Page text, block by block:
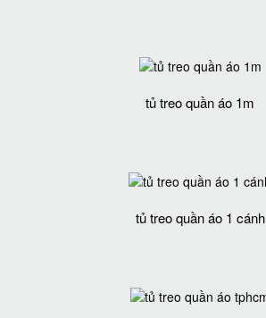
tủ treo quần áo 1m
tủ treo quần áo 1 cánh